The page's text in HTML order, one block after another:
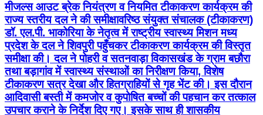
मीजल्स आउट ब्रेक नियंत्रण व नियमित टीकाकरण कार्यक्रम की
राज्य स्तरीय दल ने की समीक्षा ​वरिष्ठ संयुक्त संचालक (टीकाकरण)
डॉ. एल.पी. भाकोरिया के नेतृत्व में राष्ट्रीय स्वास्थ्य मिशन मध्य
प्रदेश के दल ने शिवपुरी पहुँचकर टीकाकरण कार्यक्रम की विस्तृत
समीक्षा की। दल ने पोहरी व सतनवाड़ा विकासखंड के ग्राम बछौरा
तथा बड़ागांव में स्वास्थ्य संस्थाओं का निरीक्षण किया, विशेष
टीकाकरण सत्र देखा और हितग्राहियों से गृह भेंट की। इस दौरान
आदिवासी बस्ती में कमजोर व कुपोषित बच्चों की पहचान कर तत्काल
उपचार कराने के निर्देश दिए गए। इसके साथ ही शासकीय